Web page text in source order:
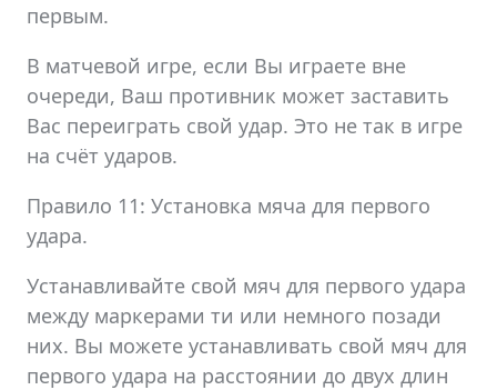
первым.
В матчевой игре, если Вы играете вне
очереди, Ваш противник может заставить
Вас переиграть свой удар. Это не так в игре
на счёт ударов.
Правило 11: Установка мяча для первого
удара.
Устанавливайте свой мяч для первого удара
между маркерами ти или немного позади
них. Вы можете устанавливать свой мяч для
первого удара на расстоянии до двух длин